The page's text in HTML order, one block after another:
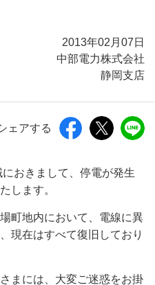
2013年02月07日
中部電力株式会社
静岡支店
ェアする
おきまして、停電が発生
します。
町地内において、電線に異
現在はすべて復旧しており
まには、大変ご迷惑をお掛